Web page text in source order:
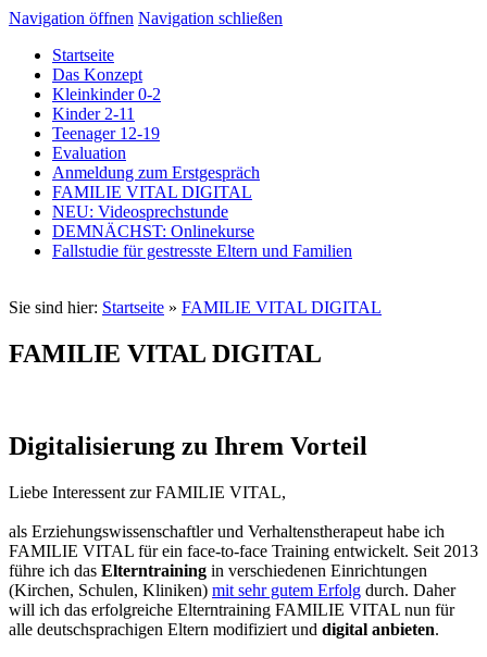
Navigation öffnen Navigation schließen
Startseite
Das Konzept
Kleinkinder 0-2
Kinder 2-11
Teenager 12-19
Evaluation
Anmeldung zum Erstgespräch
FAMILIE VITAL DIGITAL
NEU: Videosprechstunde
DEMNÄCHST: Onlinekurse
Fallstudie für gestresste Eltern und Familien
Sie sind hier: Startseite » FAMILIE VITAL DIGITAL
FAMILIE VITAL DIGITAL
Digitalisierung zu Ihrem Vorteil
Liebe Interessent zur FAMILIE VITAL,
als Erziehungswissenschaftler und Verhaltenstherapeut habe ich
FAMILIE VITAL für ein face-to-face Training entwickelt. Seit 2013
führe ich das Elterntraining in verschiedenen Einrichtungen
(Kirchen, Schulen, Kliniken) mit sehr gutem Erfolg durch. Daher
will ich das erfolgreiche Elterntraining FAMILIE VITAL nun für
alle deutschsprachigen Eltern modifiziert und digital anbieten.